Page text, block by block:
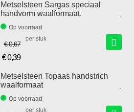
Metselsteen Sargas speciaal
handvorm waalformaat.
Op voorraad
€ 0,67
prijs
€ 0,39
per stuk
Metselsteen Topaas handstrich
waalformaat
Op voorraad
per stuk